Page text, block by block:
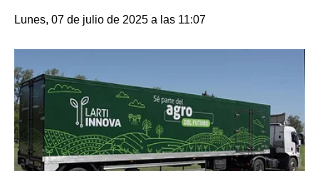
Lunes, 07 de julio de 2025 a las 11:07